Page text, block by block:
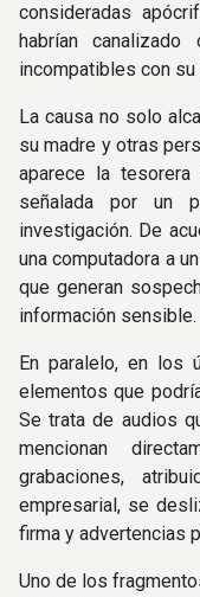
consideradas
habrían canalizado
incompatibles con
La causa no solo
su madre y otras
aparece la tesorera
señalada por un
investigación. De
una computadora a
que generan
información sensible.
En paralelo, en los
elementos que
Se trata de audios
mencionan
grabaciones,
empresarial, se
firma y advertencias
Uno de los